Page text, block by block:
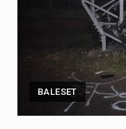
BALESET